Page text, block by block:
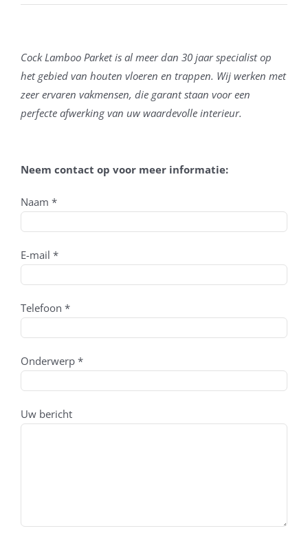
Cock Lamboo Parket is al meer dan 30 jaar specialist op
het gebied van houten vloeren en trappen. Wij werken met
zeer ervaren vakmensen, die garant staan voor een
perfecte afwerking van uw waardevolle interieur.
Neem contact op voor meer informatie:
Naam *
E-mail *
Telefoon *
Onderwerp *
Uw bericht